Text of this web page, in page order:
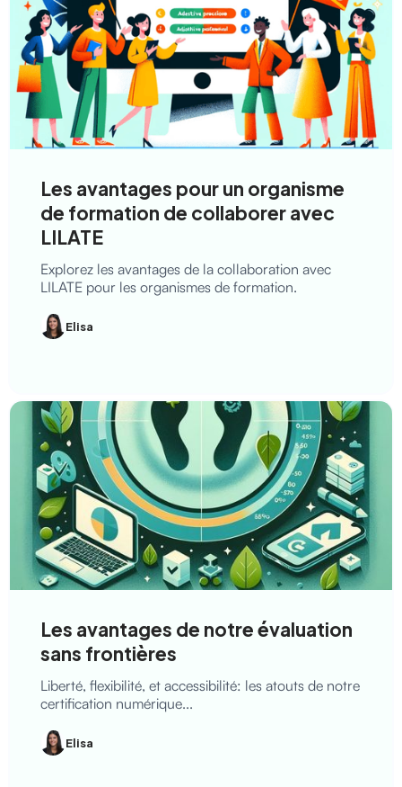
Les avantages pour un organisme
de formation de collaborer avec
LILATE
Explorez les avantages de la collaboration avec
LILATE pour les organismes de formation.
Elisa
Les avantages de notre évaluation
sans frontières
Liberté, flexibilité, et accessibilité: les atouts de notre
certification numérique...
Elisa